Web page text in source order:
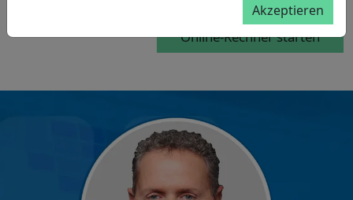
Online-Rechner starten
Akzeptieren